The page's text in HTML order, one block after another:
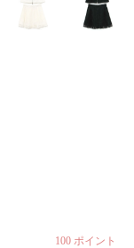
100 ポイント